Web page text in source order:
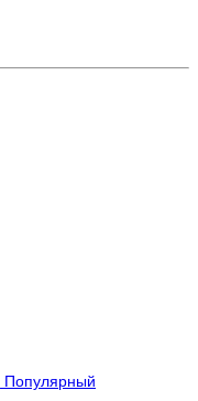
Популярный